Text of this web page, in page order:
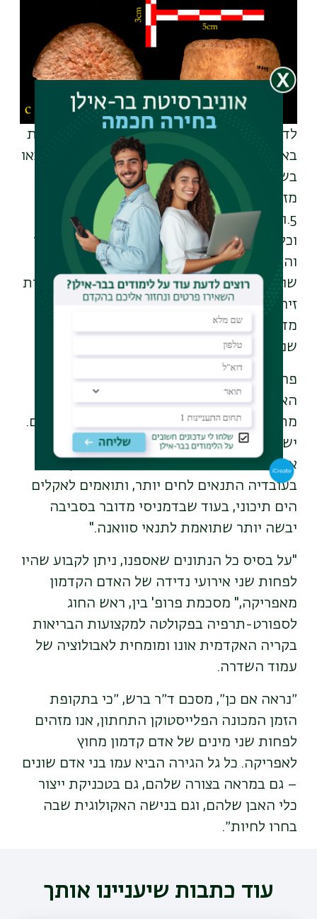
לדברי ד"ר ברזילי, ראש תחום מחקר והתמחויות
בארכיאולוגיה ברשות העתיקות, "הכלים שנמצאו
בשכבה הארכיאולוגית שבה נמצאה החולייה
מזוהים עם התרבות האשלית הקדומה, מלפני
1.5 מליון שנה. הכלים כוללים אבני יד מבזלת,
וכלי קיצוץ ונתזים מצור. אמנם, ידוע שכלי הצור
והאבן של עובדיה ודמניסי משויכים לתרביות
שונות, האשלית והאודובאית, אבל כעת, בעקבות
זיהוי מין האדם של עובדיה, אנו יודעים, שגם
מדובר במיני אדם שונים – זה הגיאורגי, וזה
שנמצא בישראל."
פרופ' בלמקר,"החוקרת את תנאי הסביבה של
האתרים, הדגישה, "השונות בין האתרים
מתבטאת לא רק בתרבות החומרית ובין המינים.
ישנן עדויות ברורות לקיומן של סביבות
אקולוגיות שונות בגיאורגיה של אז ובארץ.
בעובדיה התנאים לחים יותר, ותואמים לאקלים
הים תיכוני, בעוד שבדמניסי מדובר בסביבה
יבשה יותר שתואמת לתנאי סוואנה."
"על בסיס כל הנתונים שאספנו, ניתן לקבוע שהיו
לפחות שני אירועי נדידה של האדם הקדמון
מאפריקה," מסכמת פרופ' בין, ראש החוג
לספורט-תרפיה בפקולטה למקצועות הבריאות
בקריה האקדמית אונו ומומחית לאבולוציה של
עמוד השדרה.
״נראה אם כן״, מסכם ד״ר ברש, ״כי בתקופת
הזמן המכונה הפלייסטוקן התחתון, אנו מזהים
לפחות שני מינים של אדם קדמון מחוץ
לאפריקה. כל גל הגירה הביא עמו בני אדם שונים
– גם במראה בצורה שלהם, גם בטכניקת ייצור
כלי האבן שלהם, וגם בנישה האקולוגית שבה
בחרו לחיות״.
עוד כתבות שיעניינו אותך